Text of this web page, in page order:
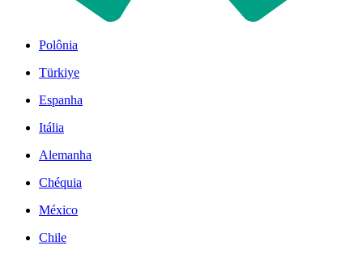
Polônia
Türkiye
Espanha
Itália
Alemanha
Chéquia
México
Chile